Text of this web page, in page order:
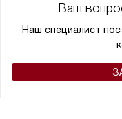
Ваш
Наш специалист